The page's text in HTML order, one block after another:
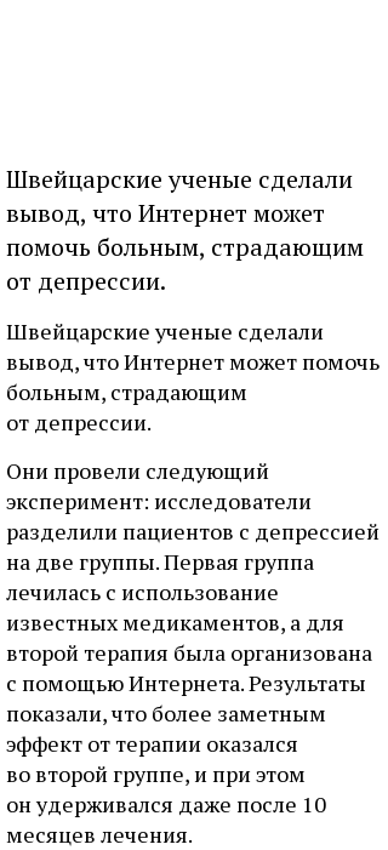
Швейцарские ученые сделали
вывод, что Интернет может
помочь больным, страдающим
от депрессии.
Швейцарские ученые сделали
вывод, что Интернет может помочь
больным, страдающим
от депрессии.
Они провели следующий
эксперимент: исследователи
разделили пациентов с депрессией
на две группы. Первая группа
лечилась с использование
известных медикаментов, а для
второй терапия была организована
с помощью Интернета. Результаты
показали, что более заметным
эффект от терапии оказался
во второй группе, и при этом
он удерживался даже после 10
месяцев лечения.